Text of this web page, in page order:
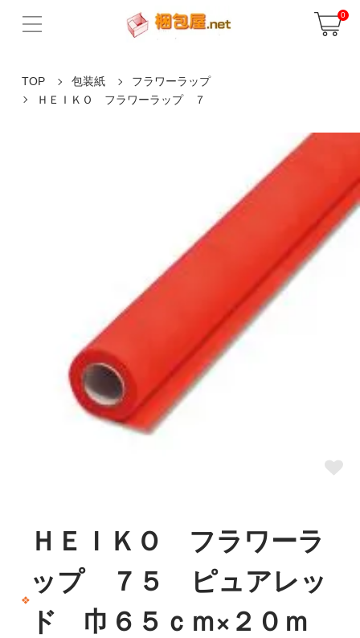
0
TOP 包装紙
フラワーラップ
ＨＥＩＫＯ フラワーラップ ７
ＨＥＩＫＯ フラワーラ
ップ ７５ ピュアレッ
ド 巾６５ｃｍ×２０ｍ